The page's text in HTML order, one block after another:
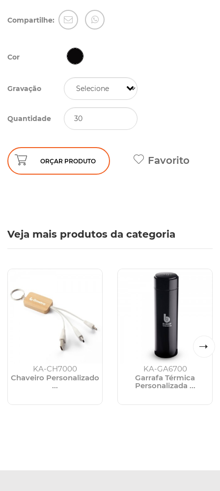
Compartilhe:
Cor
Gravação
Quantidade
ORÇAR PRODUTO Favorito
Veja mais produtos da categoria
KA-CH7000
Chaveiro Personalizado
...
KA-GA6700
Garrafa Térmica
Personalizada ...